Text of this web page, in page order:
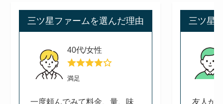
三ツ星ファームを選んだ理由
40代/女性
満足
一度頼んでみて料金、量、味
三ツ星
友人か